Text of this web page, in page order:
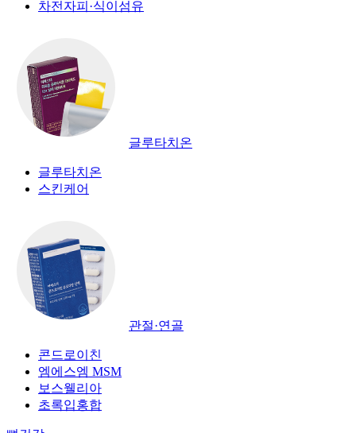
차전자피·식이섬유
글루타치온
글루타치온
스킨케어
관절·연골
콘드로이친
엠에스엠 MSM
보스웰리아
초록입홍합